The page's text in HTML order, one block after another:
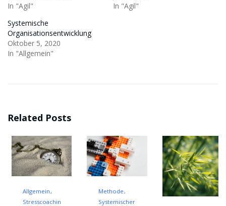
In "Agil"
In "Agil"
Systemische
Organisationsentwicklung
Oktober 5, 2020
In "Allgemein"
Related Posts
Allgemein
Stresscoaching
Methode
Systemischer